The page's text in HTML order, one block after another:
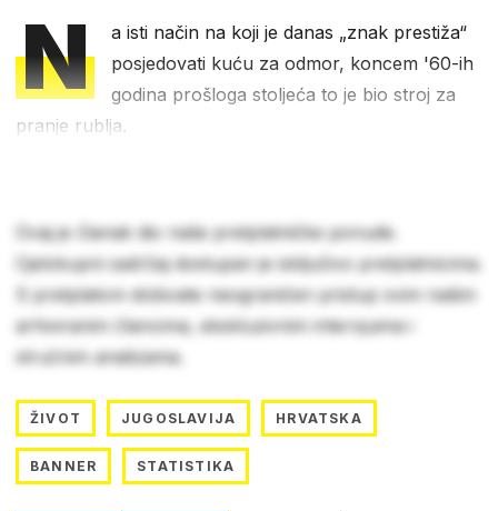
N
a isti način na koji je danas „znak prestiža“
posjedovati kuću za odmor, koncem '60-ih
godina prošloga stoljeća to je bio stroj za
pranje rublja.
Ovaj je članak dio naše pretplatničke ponude.
Cjelokupni sadržaj dostupan je isključivo pretplatnicima.
S pretplatom dobivate neograničen pristup svim našim
arhiviranim člancima, ekskluzivnim intervjuima i
stručnim analizama.
ŽIVOT JUGOSLAVIJA HRVATSKA
BANNER STATISTIKA